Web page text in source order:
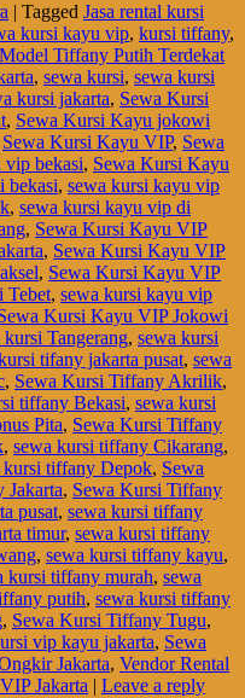
| Tagged Jasa rental kursi
kursi kayu vip, kursi tiffany,
Tiffany Putih Terdekat
, sewa kursi, sewa kursi
kursi jakarta, Sewa Kursi
, Sewa Kursi Kayu jokowi
Sewa Kursi Kayu VIP, Sewa
vip bekasi, Sewa Kursi Kayu
bekasi, sewa kursi kayu vip
, sewa kursi kayu vip di
, Sewa Kursi Kayu VIP
, Sewa Kursi Kayu VIP
, Sewa Kursi Kayu VIP
Tebet, sewa kursi kayu vip
Kursi Kayu VIP Jokowi
kursi Tangerang, sewa kursi
tifany jakarta pusat, sewa
, Sewa Kursi Tiffany Akrilik,
tiffany Bekasi, sewa kursi
Pita, Sewa Kursi Tiffany
, sewa kursi tiffany Cikarang,
kursi tiffany Depok, Sewa
Jakarta, Sewa Kursi Tiffany
pusat, sewa kursi tiffany
timur, sewa kursi tiffany
, sewa kursi tiffany kayu,
kursi tiffany murah, sewa
putih, sewa kursi tiffany
, Sewa Kursi Tiffany Tugu,
vip kayu jakarta, Sewa
Jakarta, Vendor Rental
Jakarta | Leave a reply